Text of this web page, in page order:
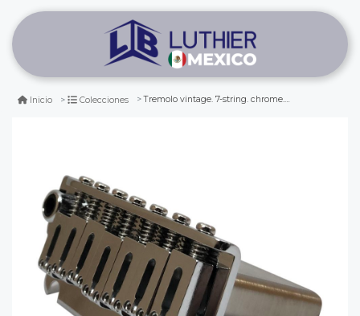
Inicio Colecciones Tremolo vintage. 7-string. chrome. mod: ns510ts-fe7 (63mm)